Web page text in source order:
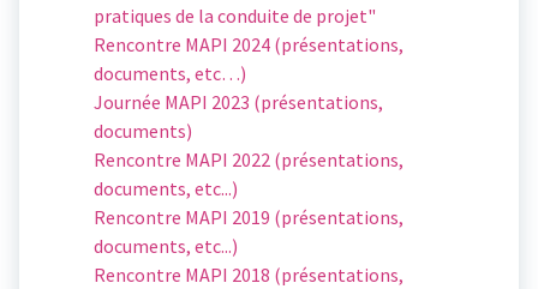
pratiques de la conduite de projet"
Rencontre MAPI 2024 (présentations,
documents, etc…)
Journée MAPI 2023 (présentations,
documents)
Rencontre MAPI 2022 (présentations,
documents, etc...)
Rencontre MAPI 2019 (présentations,
documents, etc...)
Rencontre MAPI 2018 (présentations,